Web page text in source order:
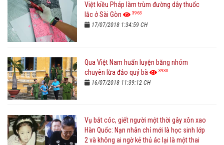
Việt kiều Pháp làm trùm đường dây thuốc
lắc ở Sài Gòn
3963
17/07/2018 1:34:59 CH
Qua Việt Nam huấn luyện băng nhóm
chuyên lừa đảo quý bà
3930
16/07/2018 11:39:12 CH
Vụ bắt cóc, giết người một thời gây xôn xao
Hàn Quốc: Nạn nhân chỉ mới là học sinh lớp
2 và không ai ngờ kẻ thủ ác lại là một thai